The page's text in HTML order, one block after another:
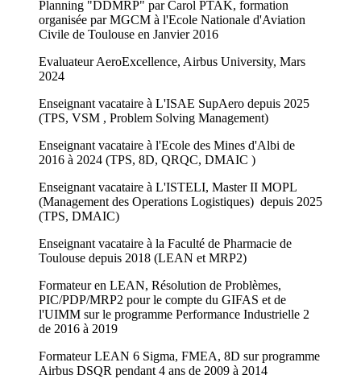
Planning "DDMRP" par Carol PTAK, formation
organisée par MGCM à l'Ecole Nationale d'Aviation
Civile de Toulouse en Janvier 2016
Evaluateur AeroExcellence, Airbus University, Mars
2024
Enseignant vacataire à L'ISAE SupAero depuis 2025
(TPS, VSM , Problem Solving Management)
Enseignant vacataire à l'Ecole des Mines d'Albi de
2016 à 2024 (TPS, 8D, QRQC, DMAIC )
Enseignant vacataire à L'ISTELI, Master II MOPL
(Management des Operations Logistiques) depuis 2025
(TPS, DMAIC)
Enseignant vacataire à la Faculté de Pharmacie de
Toulouse depuis 2018 (LEAN et MRP2)
Formateur en LEAN, Résolution de Problèmes,
PIC/PDP/MRP2 pour le compte du GIFAS et de
l'UIMM sur le programme Performance Industrielle 2
de 2016 à 2019
Formateur LEAN 6 Sigma, FMEA, 8D sur programme
Airbus DSQR pendant 4 ans de 2009 à 2014